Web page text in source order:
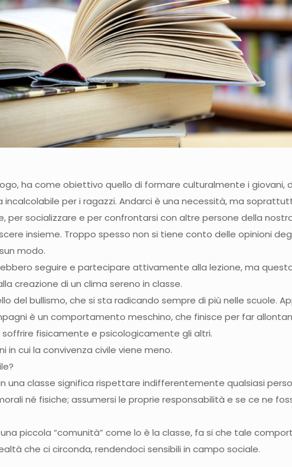
ha come obiettivo quello di formare culturalmente i giovani,
incalcolabile per i ragazzi. Andarci è una necessità, ma
per socializzare e per confrontarsi con altre persone della
insieme. Troppo spesso non si tiene conto delle opinioni
modo.
seguire e partecipare attivamente alla lezione, ma
creazione di un clima sereno in classe.
del bullismo, che si sta radicando sempre di più nelle scuole.
è un comportamento meschino, che finisce per far
fisicamente e psicologicamente gli altri.
in cui la convivenza civile viene meno.
una classe significa rispettare indifferentemente qualsiasi
né fisiche; assumersi le proprie responsabilità e se ce ne
piccola “comunità” come lo è la classe, fa si che tale
che ci circonda, rendendoci sensibili in campo sociale.